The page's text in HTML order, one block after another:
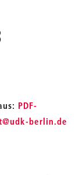
PDF-
_
@udk-berlin.de